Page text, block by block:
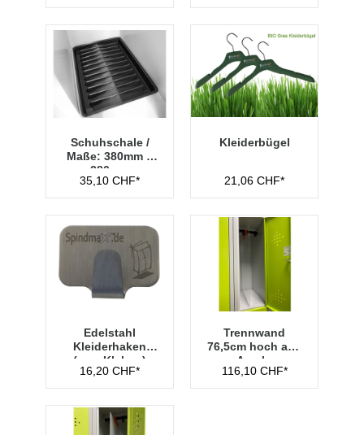
Schuhschale /
Maße: 380mm x
280mm
35,10 CHF*
Kleiderbügel
21,06 CHF*
Edelstahl
Kleiderhaken
(zum Kleben)
16,20 CHF*
Trennwand
76,5cm hoch aus
Acryl -
Transparent
116,10 CHF*